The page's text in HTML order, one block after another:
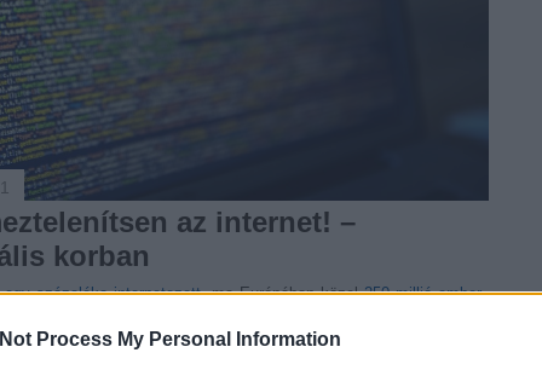
Process My Personal Information
az internet! –
korban
egy százaléka internetezett, ma Európában közel250 millió ember
korszak időszakában másodpercek töredéke alatt világszerte
továbbítására és megosztására kerül sor. Az e-kereskedelem, a
a felhő alapú számítógépes szolgáltatások korában rengeteg